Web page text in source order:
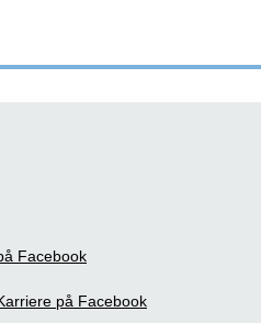
Facebook
på Facebook